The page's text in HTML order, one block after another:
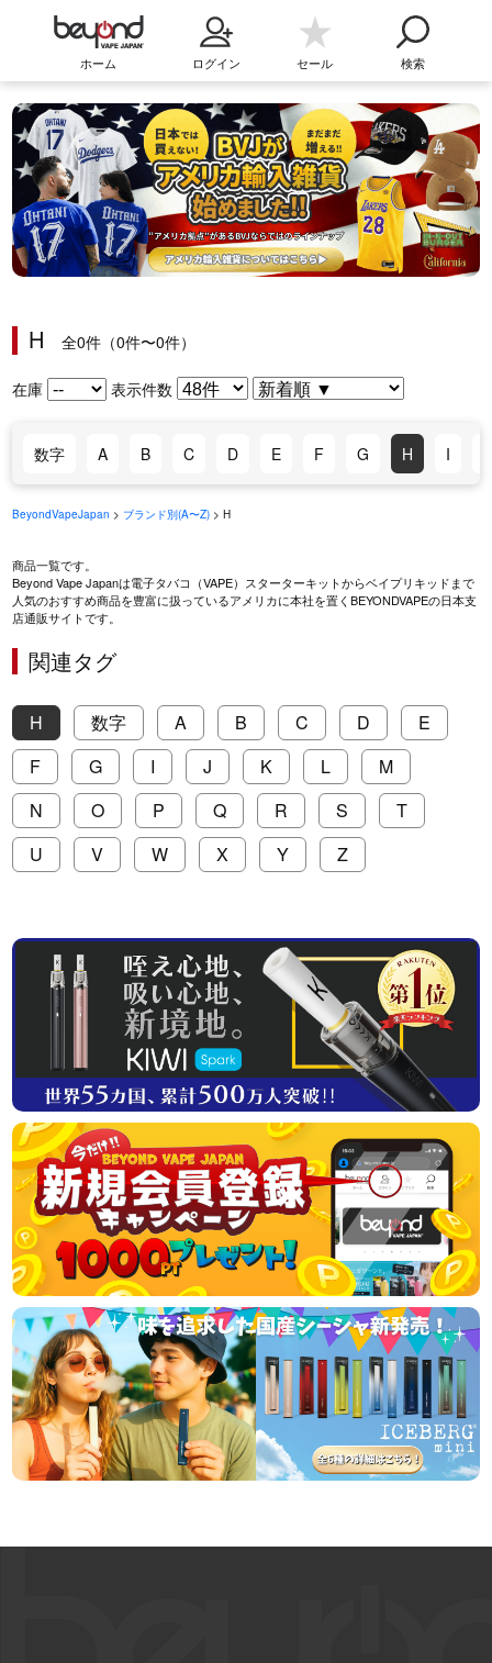
ホーム ログイン セール 検索
H 全0件（0件〜0件）
在庫 表示件数
数字 A B C D E F G H I
BeyondVapeJapan > ブランド別(A〜Z) > H
商品一覧です。
Beyond Vape Japanは電子タバコ（VAPE）スターターキットからベイプリキッドまで
人気のおすすめ商品を豊富に扱っているアメリカに本社を置くBEYONDVAPEの日本支
店通販サイトです。
関連タグ
H 数字 A B C D
E
F
G I J K L
M
N
O P Q R S
T
U
V W X Y Z